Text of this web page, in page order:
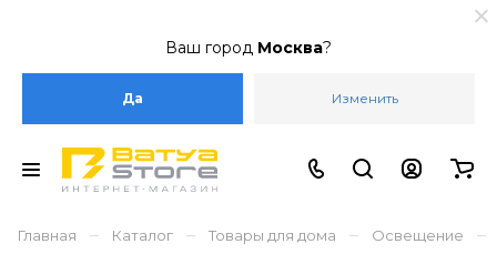
Ваш город Москва?
Да Изменить
Главная – Каталог – Товары для дома – Освещение –